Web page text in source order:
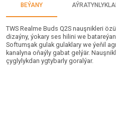
BEÝANY
TWS Realme Buds Q2S nauşnikleri
dizaýny, ýokary ses hilini we
Softumşak gulak gulaklary we ýeňil
kanalyna oňaýly gabat gelýär.
çyglylykdan ygtybarly goralýar.